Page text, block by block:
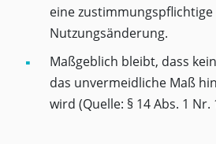
eine zustimmungspflichtige
Nutzungsänderung.
Maßgeblich bleibt, dass
das unvermeidliche Maß
wird (Quelle: § 14 Abs. 1 Nr.